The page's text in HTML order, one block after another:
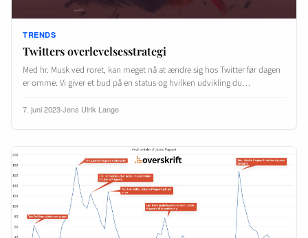
TRENDS
Twitters overlevelsesstrategi
Med hr. Musk ved roret, kan meget nå at ændre sig hos Twitter før dagen
er omme. Vi giver et bud på en status og hvilken udvikling du…
7. juni 2023·Jens Ulrik Lange